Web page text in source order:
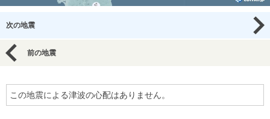
次の地震
前の地震
この地震による津波の心配はありません。